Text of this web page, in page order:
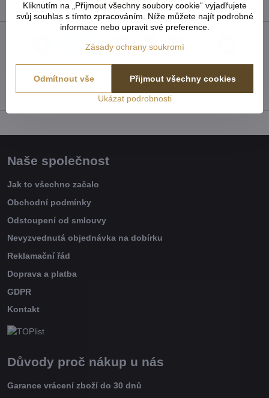
TwitterBlueskyPinterestRedditLinkedIn
Předchozí produkt Následující produkt
Naše společnost
Jak to všechno začalo
Obchodní podmínky
Odstoupení od smlouvy
Nevyzvednutá objednávka na dobírku
Reklamační řád
Doprava a platba
GDPR
Kontakt
Důvody proč nákup u nás
Garance vrácení zboží do 30 dnů
Kliknutím na „Přijmout všechny soubory cookie“ vyjadřujete
svůj souhlas s tímto zpracováním. Níže můžete najít podrobné
informace nebo upravit své preference.
Zásady ochrany soukromí
Ukázat podrobnosti
Přijmout všechny cookies
Odmítnout vše